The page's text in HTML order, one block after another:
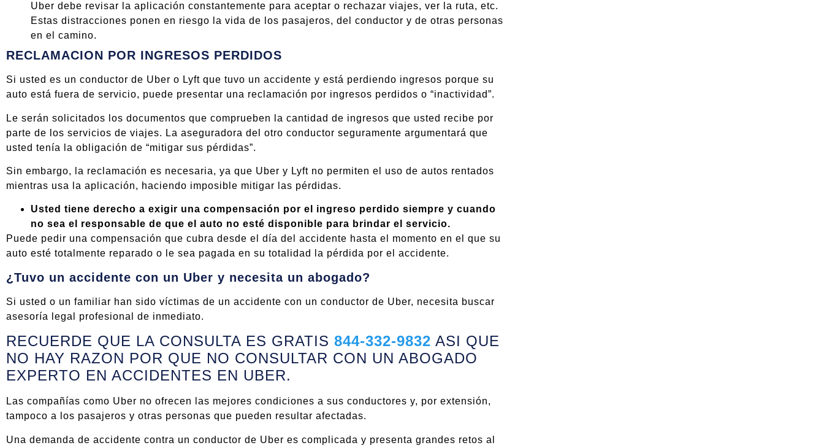
Uber debe revisar la aplicación constantemente para aceptar o rechazar viajes, ver la ruta, etc.
Estas distracciones ponen en riesgo la vida de los pasajeros, del conductor y de otras personas
en el camino.
RECLAMACION POR INGRESOS PERDIDOS
Si usted es un conductor de Uber o Lyft que tuvo un accidente y está perdiendo ingresos porque su
auto está fuera de servicio, puede presentar una reclamación por ingresos perdidos o “inactividad”.
Le serán solicitados los documentos que comprueben la cantidad de ingresos que usted recibe por
parte de los servicios de viajes. La aseguradora del otro conductor seguramente argumentará que
usted tenía la obligación de “mitigar sus pérdidas”.
Sin embargo, la reclamación es necesaria, ya que Uber y Lyft no permiten el uso de autos rentados
mientras usa la aplicación, haciendo imposible mitigar las pérdidas.
Usted tiene derecho a exigir una compensación por el ingreso perdido siempre y cuando
no sea el responsable de que el auto no esté disponible para brindar el servicio.
Puede pedir una compensación que cubra desde el día del accidente hasta el momento en el que su
auto esté totalmente reparado o le sea pagada en su totalidad la pérdida por el accidente.
¿Tuvo un accidente con un Uber y necesita un abogado?
Si usted o un familiar han sido víctimas de un accidente con un conductor de Uber, necesita buscar
asesoría legal profesional de inmediato.
RECUERDE QUE LA CONSULTA ES GRATIS 844-332-9832 ASI QUE
NO HAY RAZON POR QUE NO CONSULTAR CON UN ABOGADO
EXPERTO EN ACCIDENTES EN UBER.
Las compañías como Uber no ofrecen las mejores condiciones a sus conductores y, por extensión,
tampoco a los pasajeros y otras personas que pueden resultar afectadas.
Una demanda de accidente contra un conductor de Uber es complicada y presenta grandes retos al